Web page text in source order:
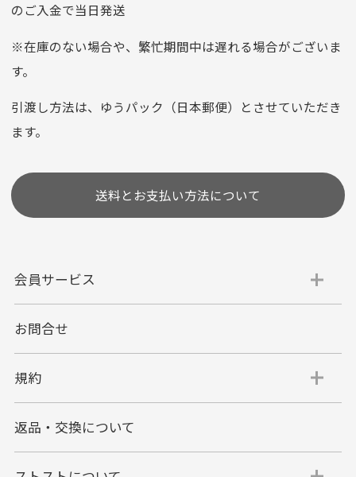
クレジットカード
選びいただけない場合がございます。
代金引換
代引手数料一律400円
す。
代金引換でのお支払い方法は現金のみとなりま
す。
のご入金で当日発送
※在庫のない場合や、繁忙期間中は遅れる場合がございま
す。
引渡し方法は、ゆうパック（日本郵便）とさせていただき
ます。
送料とお支払い方法について
会員サービス
お問合せ
規約
返品・交換について